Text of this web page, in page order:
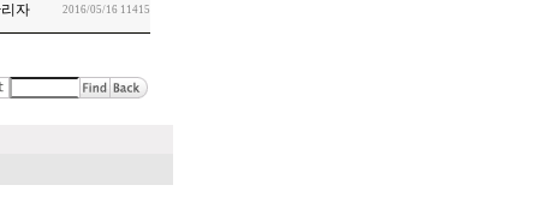
자 2016/05/16 11415